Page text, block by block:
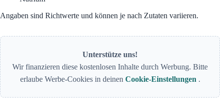
Angaben sind Richtwerte und können je nach Zutaten variieren.
Unterstütze uns!
Wir finanzieren diese kostenlosen Inhalte durch Werbung. Bitte
erlaube Werbe-Cookies in deinen Cookie-Einstellungen .